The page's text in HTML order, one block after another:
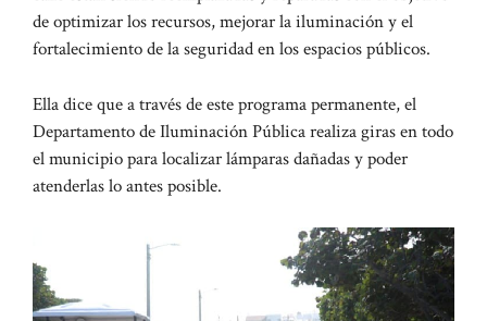
de optimizar los recursos, mejorar la iluminación y el
fortalecimiento de la seguridad en los espacios públicos.
Ella dice que a través de este programa permanente, el
Departamento de Iluminación Pública realiza giras en todo
el municipio para localizar lámparas dañadas y poder
atenderlas lo antes posible.